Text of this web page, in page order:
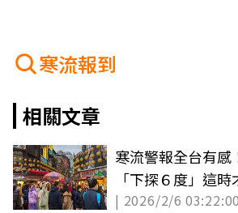
寒流報到
相關文章
寒流警報全台有感
「下探６度」這
年天氣
| 2026/2/6